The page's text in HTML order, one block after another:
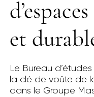
et
Le Bureau
la clé de voûte de
dans le Groupe